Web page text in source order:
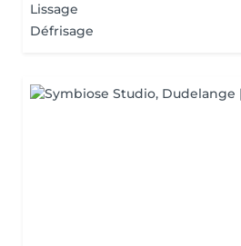
Lissage
Défrisage